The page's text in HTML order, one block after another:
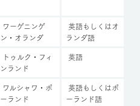
ワーゲニンゲ
ン・オランダ
英語もしくはオ
ランダ語
トゥルク・フィ
ンランド
英語
ワルシャワ・ポ
ーランド
英語もしくはポ
ーランド語